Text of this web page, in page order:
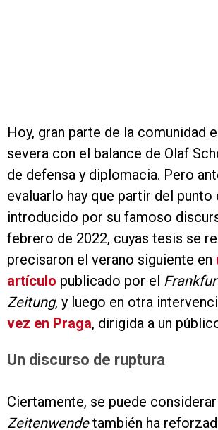
Hoy, gran parte de la comunidad
severa con el balance de Olaf
de defensa y diplomacia. Pero
evaluarlo hay que partir del punto
introducido por su famoso
febrero de 2022, cuyas tesis se
precisaron el verano siguiente en
artículo publicado por el
Zeitung, y luego en otra
vez en Praga, dirigida a un
Un discurso de ruptura
Ciertamente, se puede
Zeitenwendetambién ha